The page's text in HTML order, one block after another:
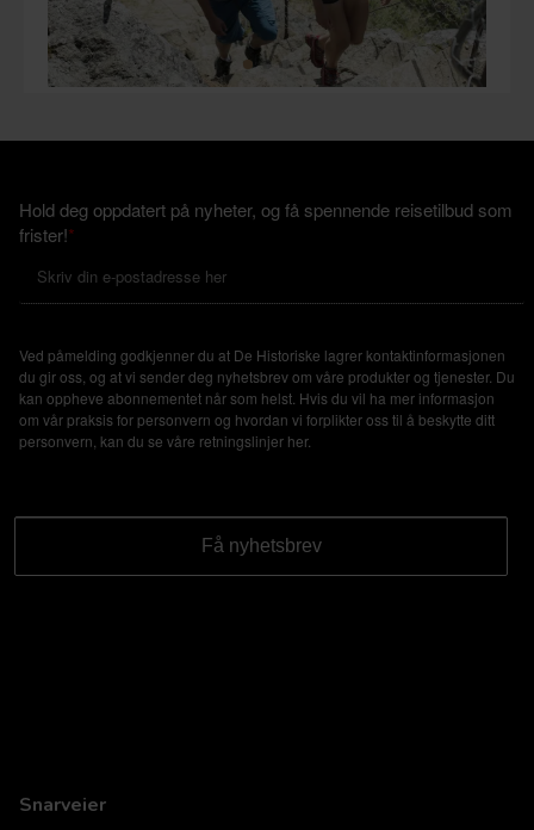
Hold deg oppdatert på nyheter, og få spennende reisetilbud som
frister!*
Ved påmelding godkjenner du at De Historiske lagrer kontaktinformasjonen
du gir oss, og at vi sender deg nyhetsbrev om våre produkter og tjenester. Du
kan oppheve abonnementet når som helst. Hvis du vil ha mer informasjon
om vår praksis for personvern og hvordan vi forplikter oss til å beskytte ditt
personvern, kan du se våre retningslinjer her.
Snarveier